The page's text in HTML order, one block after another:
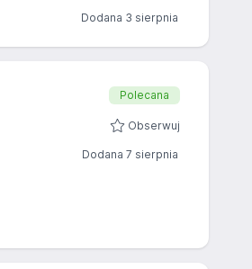
Dodana 3 sierpnia
Polecana
Obserwuj
Dodana 7 sierpnia